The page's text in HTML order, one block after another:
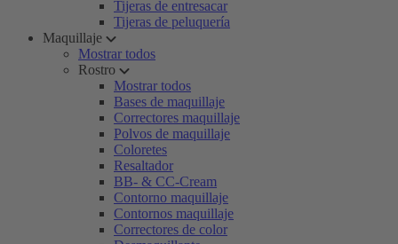
Tijeras de entresacar
Tijeras de peluquería
Maquillaje
Mostrar todos
Rostro
Mostrar todos
Bases de maquillaje
Correctores maquillaje
Polvos de maquillaje
Coloretes
Resaltador
BB- & CC-Cream
Contorno maquillaje
Contornos maquillaje
Correctores de color